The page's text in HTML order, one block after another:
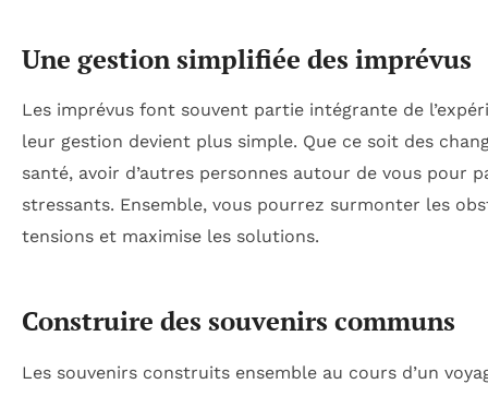
Une gestion simplifiée des imprévus
Les imprévus font souvent partie intégrante de
leur gestion devient plus simple. Que ce soit des
santé, avoir d’autres personnes autour de vous pour
stressants. Ensemble, vous pourrez surmonter les
tensions et maximise les solutions.
Construire des souvenirs communs
Les souvenirs construits ensemble au cours d’un